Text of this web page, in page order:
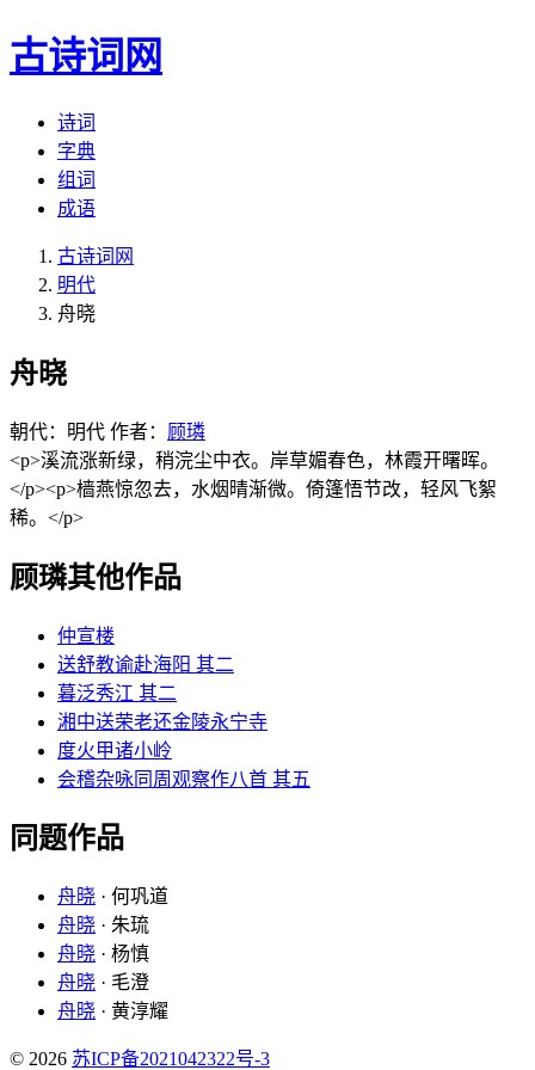
古诗词网
诗词
字典
组词
成语
古诗词网
明代
舟晓
舟晓
朝代：明代 作者： 顾璘
<p>溪流涨新绿，稍浣尘中衣。岸草媚春色，林霞开曙晖。
</p><p>樯燕惊忽去，水烟晴渐微。倚篷悟节改，轻风飞絮
稀。</p>
顾璘其他作品
仲宣楼
送舒教谕赴海阳 其二
暮泛秀江 其二
湘中送荣老还金陵永宁寺
度火甲诸小岭
会稽杂咏同周观察作八首 其五
同题作品
舟晓 · 何巩道
舟晓 · 朱琉
舟晓 · 杨慎
舟晓 · 毛澄
舟晓 · 黄淳耀
© 2026 苏ICP备2021042322号-3